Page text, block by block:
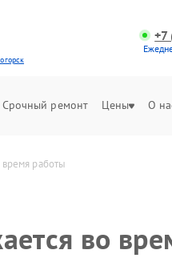
+7
Срочный ремонт Цены О
работы
во